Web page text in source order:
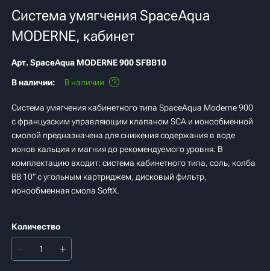
Система умягчения SpaceAqua
MODERNE, кабинет
Арт.SpaceAqua MODERNE 900 SFBB10
В наличии: В наличии
Система умягчения кабинетного типа SpaceAqua Moderne 900
с французским управляющим клапаном SCA и ионообменной
смолой предназначена для снижения содержания в воде
ионов кальция и магния до рекомендуемого уровня. В
комплектацию входит: система кабинетного типа, соль, колба
BB 10” с угольным картриджем, дисковый фильтр,
ионообменная смола SoftX.
Количество